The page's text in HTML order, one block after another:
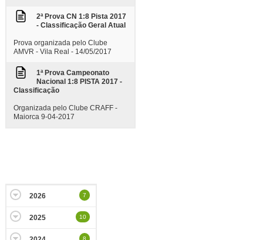
2ª Prova CN 1:8 Pista 2017
- Classificação Geral Atual
Prova organizada pelo Clube
AMVR - Vila Real - 14/05/2017
1ª Prova Campeonato
Nacional 1:8 PISTA 2017 -
Classificação
Organizada pelo Clube CRAFF -
Maiorca 9-04-2017
2026 7
2025 10
8